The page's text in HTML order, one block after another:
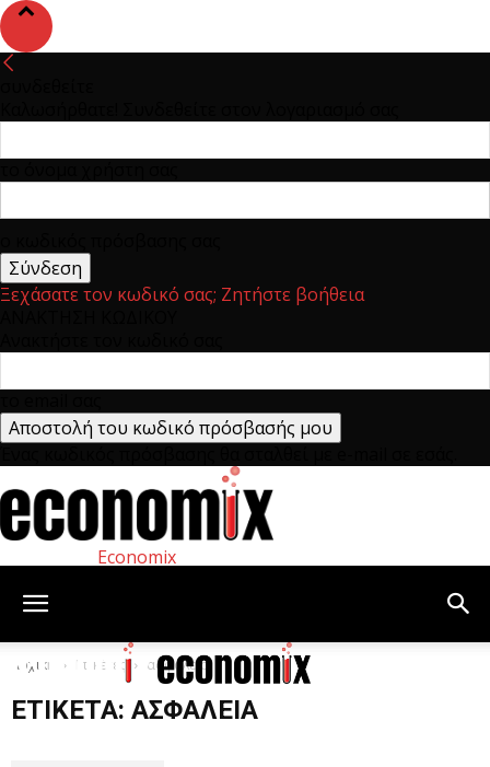
Ξεχάσατε τον κωδικό σας; Ζητήστε βοήθεια
Economix
Αρχική Ετικέτες ασφάλεια
ΕΤΙΚΈΤΑ: ΑΣΦΆΛΕΙΑ